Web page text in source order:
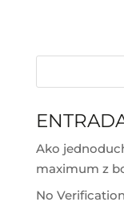
Ako
maximum z
No